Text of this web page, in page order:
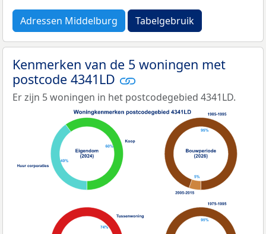
Adressen Middelburg Tabelgebruik
Kenmerken van de 5 woningen met
postcode 4341LD
Er zijn 5 woningen in het postcodegebied 4341LD.